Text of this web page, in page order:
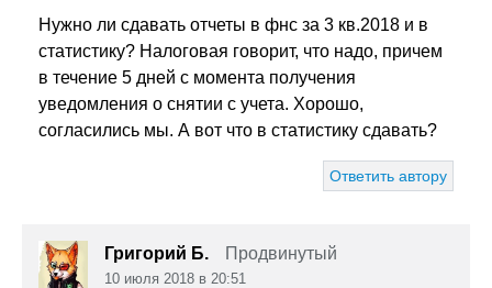
Нужно ли сдавать отчеты в фнс за 3 кв.2018 и в
статистику? Налоговая говорит, что надо, причем
в течение 5 дней с момента получения
уведомления о снятии с учета. Хорошо,
согласились мы. А вот что в статистику сдавать?
Ответить автору
Григорий Б. Продвинутый
10 июля 2018 в 20:51